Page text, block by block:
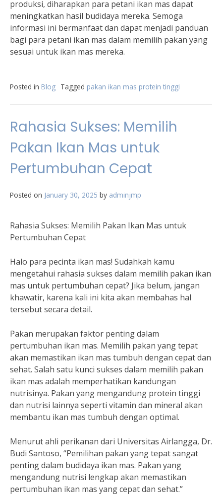
produksi, diharapkan para petani ikan mas dapat
meningkatkan hasil budidaya mereka. Semoga
informasi ini bermanfaat dan dapat menjadi panduan
bagi para petani ikan mas dalam memilih pakan yang
sesuai untuk ikan mas mereka.
Posted in Blog Tagged pakan ikan mas protein tinggi
Rahasia Sukses: Memilih
Pakan Ikan Mas untuk
Pertumbuhan Cepat
Posted on January 30, 2025 by adminjmp
Rahasia Sukses: Memilih Pakan Ikan Mas untuk
Pertumbuhan Cepat
Halo para pecinta ikan mas! Sudahkah kamu
mengetahui rahasia sukses dalam memilih pakan ikan
mas untuk pertumbuhan cepat? Jika belum, jangan
khawatir, karena kali ini kita akan membahas hal
tersebut secara detail.
Pakan merupakan faktor penting dalam
pertumbuhan ikan mas. Memilih pakan yang tepat
akan memastikan ikan mas tumbuh dengan cepat dan
sehat. Salah satu kunci sukses dalam memilih pakan
ikan mas adalah memperhatikan kandungan
nutrisinya. Pakan yang mengandung protein tinggi
dan nutrisi lainnya seperti vitamin dan mineral akan
membantu ikan mas tumbuh dengan optimal.
Menurut ahli perikanan dari Universitas Airlangga, Dr.
Budi Santoso, “Pemilihan pakan yang tepat sangat
penting dalam budidaya ikan mas. Pakan yang
mengandung nutrisi lengkap akan memastikan
pertumbuhan ikan mas yang cepat dan sehat.”